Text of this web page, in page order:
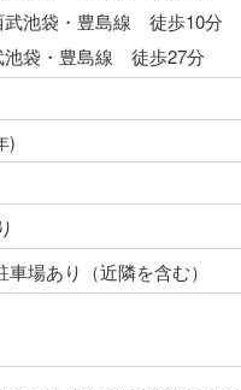
池袋・豊島線 徒歩10分
袋・豊島線 徒歩27分
)
場あり（近隣を含む）